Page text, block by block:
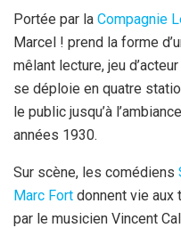
Portée par la Compagnie
Marcel ! prend la forme
mêlant lecture, jeu
se déploie en quatre
le public jusqu’à
années 1930.
Sur scène, les comédiens
Marc Fort donnent vie aux
par le musicien Vincent